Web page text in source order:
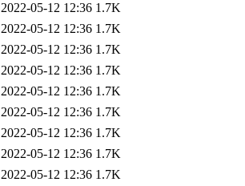
2022-05-12 12:36 1.7K
2022-05-12 12:36 1.7K
2022-05-12 12:36 1.7K
2022-05-12 12:36 1.7K
2022-05-12 12:36 1.7K
2022-05-12 12:36 1.7K
2022-05-12 12:36 1.7K
2022-05-12 12:36 1.7K
2022-05-12 12:36 1.7K